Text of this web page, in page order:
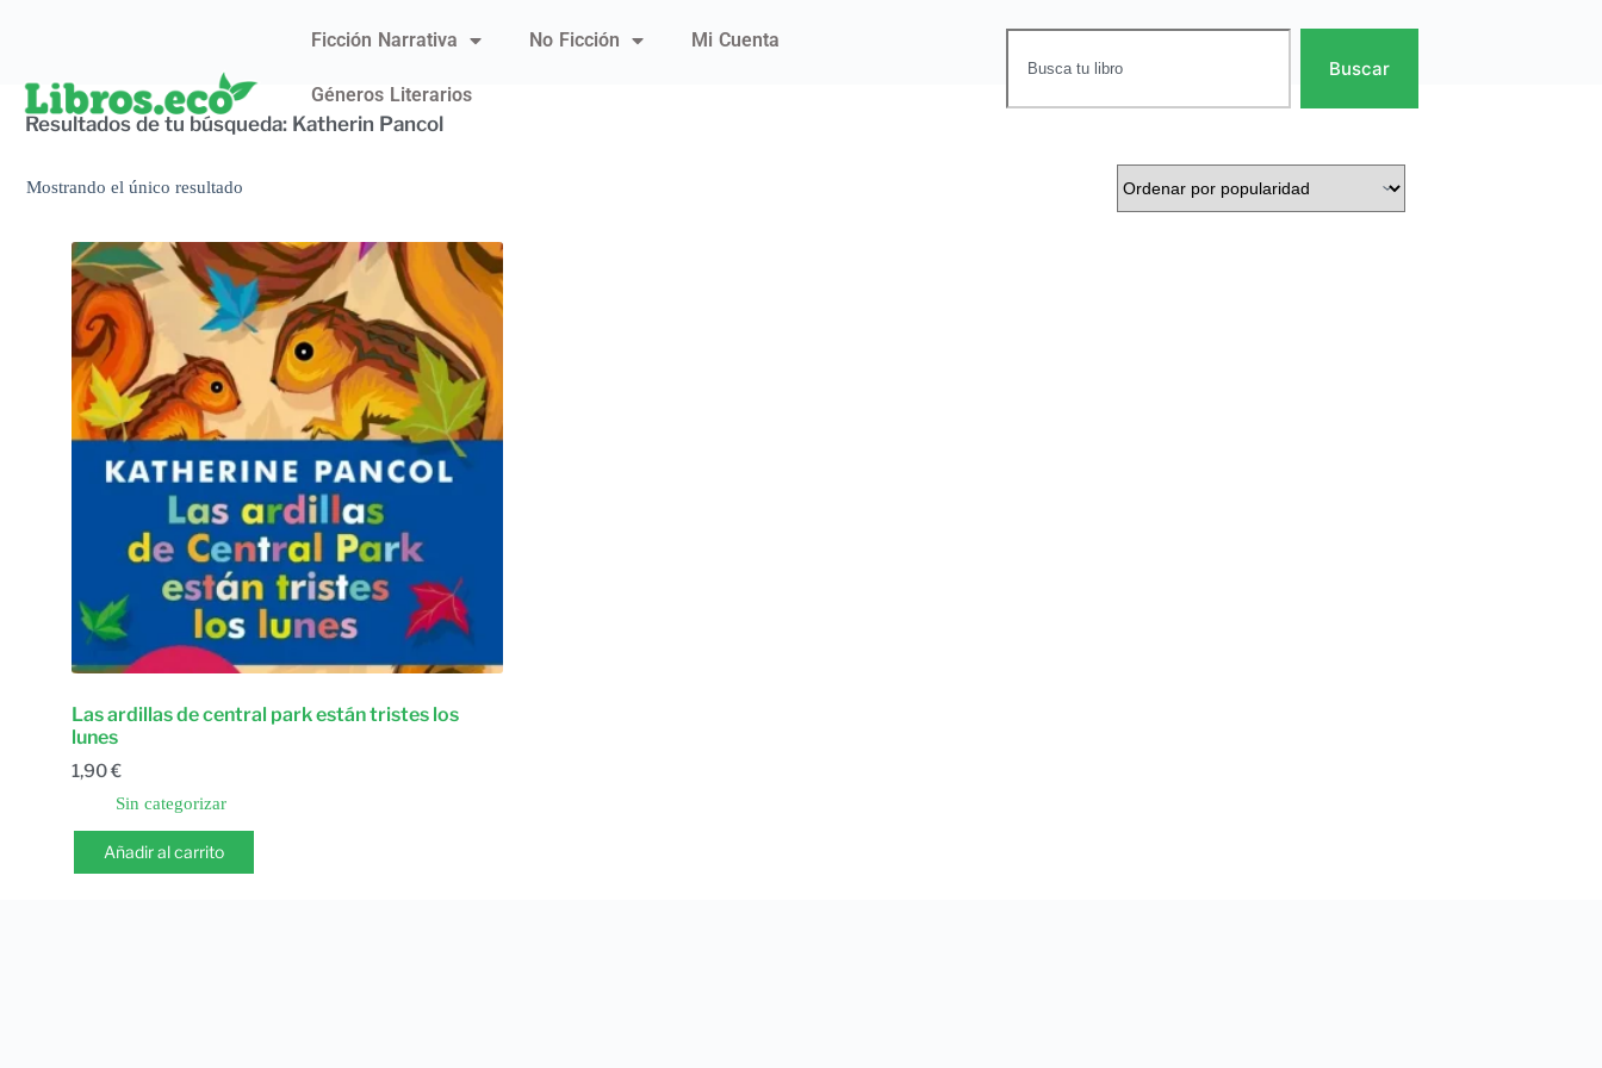
Ficción Narrativa No Ficción Mi Cuenta
Géneros Literarios
Buscar
Resultados de tu búsqueda: Katherin Pancol
Mostrando el único resultado
Las ardillas de central park están tristes los
lunes
1,90€
Sin categorizar
Añadir al carrito